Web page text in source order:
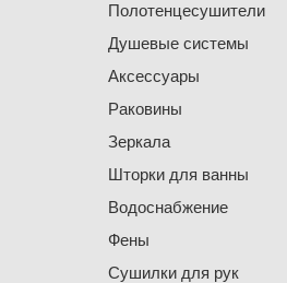
Полотенцесушители
Душевые системы
Аксессуары
Раковины
Зеркала
Шторки для ванны
Водоснабжение
Фены
Сушилки для рук